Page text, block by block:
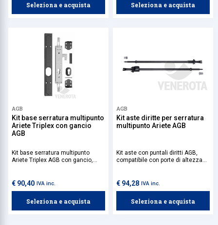
Seleziona e acquista
sull’anta con 2 viti 4,5x30 mm, da
scegliere in base al materiale
delle viti.
Seleziona e acquista
AGB
Kit base serratura multipunto
Ariete Triplex con gancio
AGB
Kit base serratura multipunto
Ariete Triplex AGB con gancio,
aste di chiusura e il cilindro più
idonei alle proprie esigenze.
€ 90,40 IVA inc.
Seleziona e acquista
AGB
Kit aste diritte per serratura
multipunto Ariete AGB
Kit aste con puntali diritti AGB,
compatibile con porte di altezza
serratura multipunto Ariete,
disponibile nelle versioni duplex o
personalizzata in base alle proprie
esigenze.
€ 94,28 IVA inc.
Seleziona e acquista